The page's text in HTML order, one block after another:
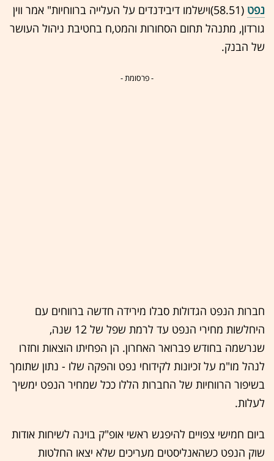
נפט
(58.51)וישלמו דיבידנדים על העלייה ברווחיות" אמר ווין
גורדון, מתנהל תחום הסחורות והמט,ח בחטיבת ניהול העושר
של הבנק.
- פרסומת -
חברות הנפט הגדולות סבלו מירידה חדשה ברווחים עם
היחלשות מחירי הנפט עד לרמת שפל של 12 שנה,
שנרשמה בחודש פברואר האחרון. הן הפחיתו הוצאות וחזרו
לנהל מו"מ על זכיונות לקידוחי נפט והפקה שלו - נתון שתומך
בשיפור הרווחיות של החברות הללו ככל שמחיר הנפט ימשיך
לעלות.
ביום חמישי צפויים להיפגש ראשי אופ"ק בוינה לשיחות אודות
שוק הנפט כשהאנליסטים מעריכים שלא יצאו החלטות